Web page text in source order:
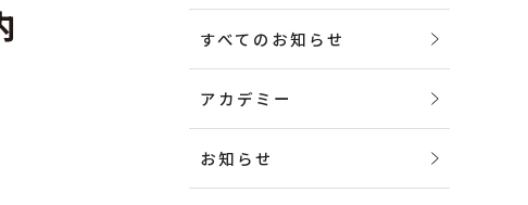
すべてのお知らせ
アカデミー
お知らせ